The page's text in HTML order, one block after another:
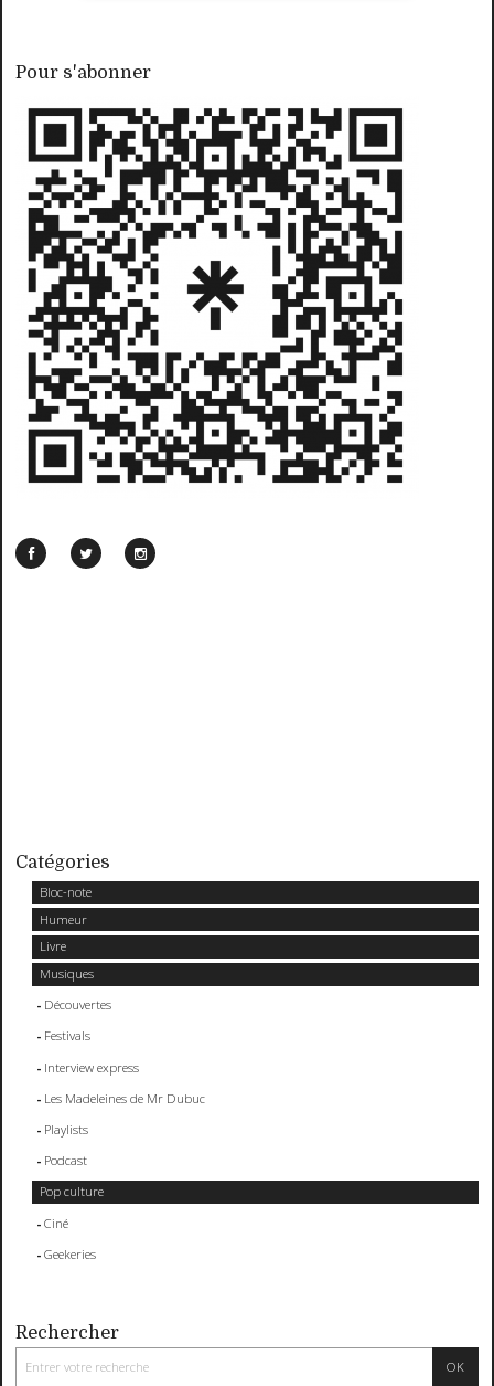
Pour s'abonner
Catégories
Bloc-note
Humeur
Livre
Musiques
Découvertes
Festivals
Interview express
Les Madeleines de Mr Dubuc
Playlists
Podcast
Pop culture
Ciné
Geekeries
Rechercher